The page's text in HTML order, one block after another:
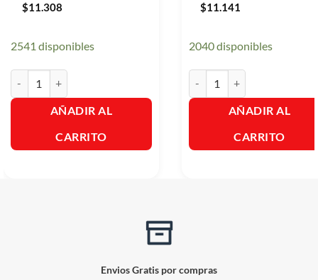
$11.308
2541 disponibles
AÑADIR AL
CARRITO
$11.141
2040 disponibles
AÑADIR AL
CARRITO
Envios Gratis por compras